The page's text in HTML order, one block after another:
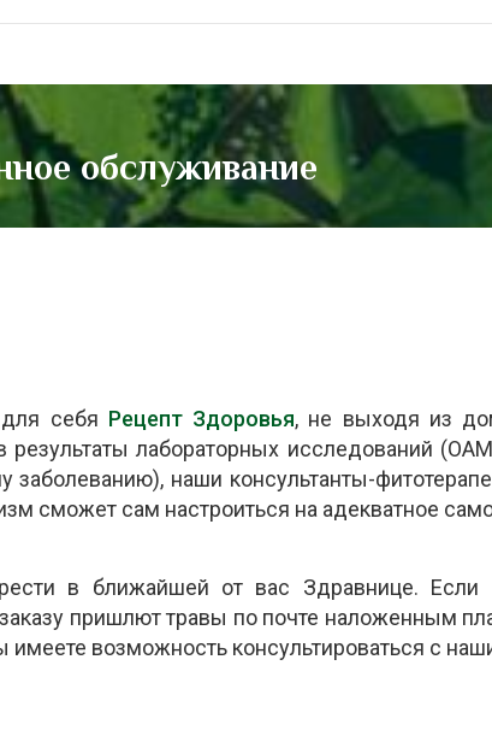
обслуживание
себя Рецепт Здоровья, не выходя из
лабораторных исследований
наши консультанты-
сможет сам настроиться на адекватное
в ближайшей от вас Здравнице.
пришлют травы по почте наложенным
возможность консультироваться с